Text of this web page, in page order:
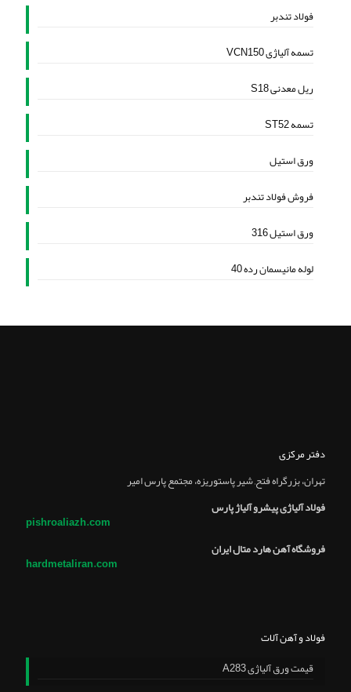
فولاد تندبر
تسمه آلیاژی VCN150
ریل معدنی S18
تسمه ST52
ورق استیل
فروش فولاد تندبر
ورق استیل 316
لوله مانیسمان رده 40
دفتر مرکزی
تهران، بزرگراه فتح, شير پاستوريزه، مجتمع پارس امير
فولاد آلیاژی پیشرو آلیاژ پارس
pishroaliazh.com
فروشگاه آهن هارد متال ایران
hardmetaliran.com
فولاد و آهن آلات
قیمت ورق آلیاژی A283